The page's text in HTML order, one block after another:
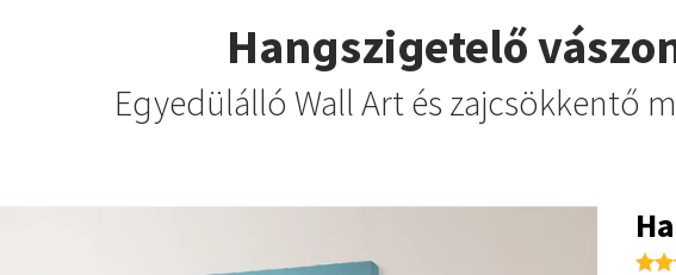
Hangszigetelő
Egyedülálló Wall Art és zajcsökkentő